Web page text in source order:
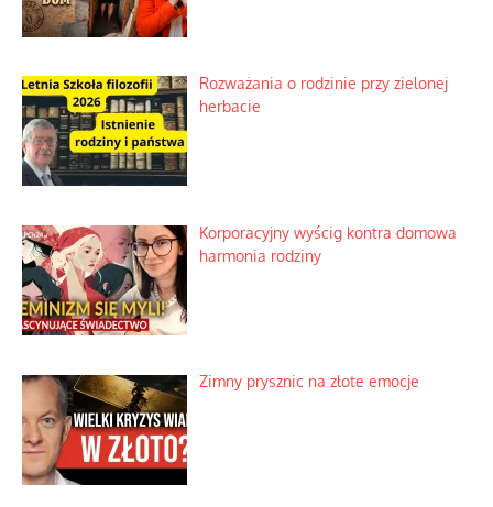
Rozważania o rodzinie przy zielonej
herbacie
Korporacyjny wyścig kontra domowa
harmonia rodziny
Zimny prysznic na złote emocje